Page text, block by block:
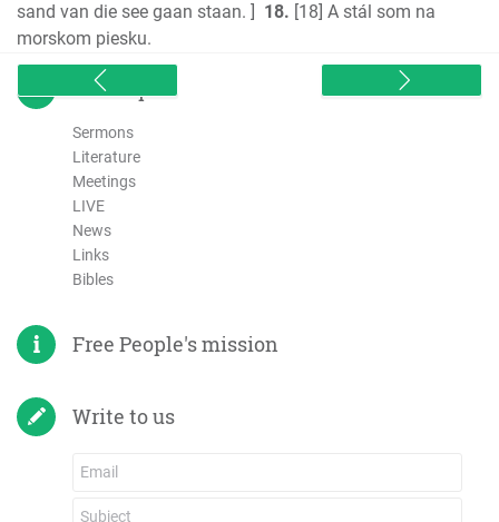
sand van die see gaan staan. ] 18. [18] A stál som na
morskom piesku.
sitemap
Sermons
Literature
Meetings
LIVE
News
Links
Bibles
Free People's mission
Write to us